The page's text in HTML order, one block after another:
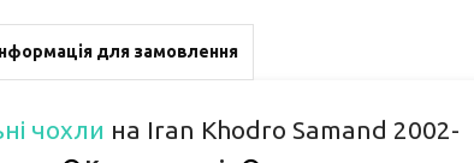
для замовлення
чохли на Iran Khodro Samand 2002-